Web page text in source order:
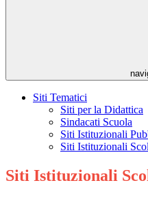
Siti Tematici
Siti per la Didattica
Sindacati Scuola
Siti Istituzionali
Siti Istituzionali
Siti Istituzionali